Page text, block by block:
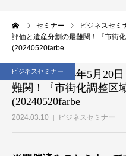
セミナー ビジネスセミ
評価と遺産分割の最難関！『市街
(20240520farbe
ビジネスセミナー
【終了】2024年5月20
難関！『市街化調整区
(20240520farbe
2024.03.10 ビジネスセミナー
お問合せ窓口